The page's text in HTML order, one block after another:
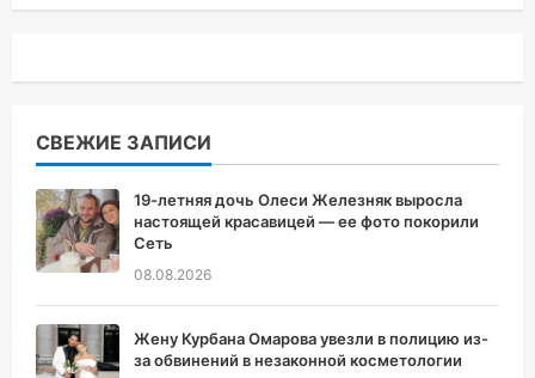
СВЕЖИЕ ЗАПИСИ
19-летняя дочь Олеси Железняк выросла
настоящей красавицей — ее фото покорили
Сеть
08.08.2026
Жену Курбана Омарова увезли в полицию из-
за обвинений в незаконной косметологии